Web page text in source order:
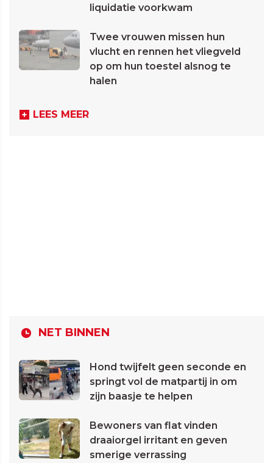
liquidatie voorkwam
Twee vrouwen missen hun
vlucht en rennen het vliegveld
op om hun toestel alsnog te
halen
LEES MEER
NET BINNEN
Hond twijfelt geen seconde en
springt vol de matpartij in om
zijn baasje te helpen
Bewoners van flat vinden
draaiorgel irritant en geven
smerige verrassing